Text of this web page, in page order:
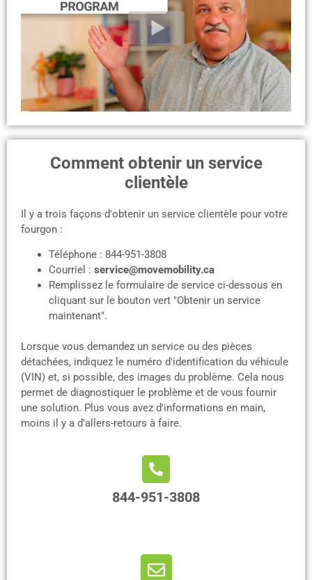
Comment obtenir un service
clientèle
Il y a trois façons d'obtenir un service clientèle pour votre
fourgon :
Téléphone : 844-951-3808
Courriel : service@movemobility.ca
Remplissez le formulaire de service ci-dessous en
cliquant sur le bouton vert "Obtenir un service
maintenant".
Lorsque vous demandez un service ou des pièces
détachées, indiquez le numéro d'identification du véhicule
(VIN) et, si possible, des images du problème. Cela nous
permet de diagnostiquer le problème et de vous fournir
une solution. Plus vous avez d'informations en main,
moins il y a d'allers-retours à faire.
844-951-3808